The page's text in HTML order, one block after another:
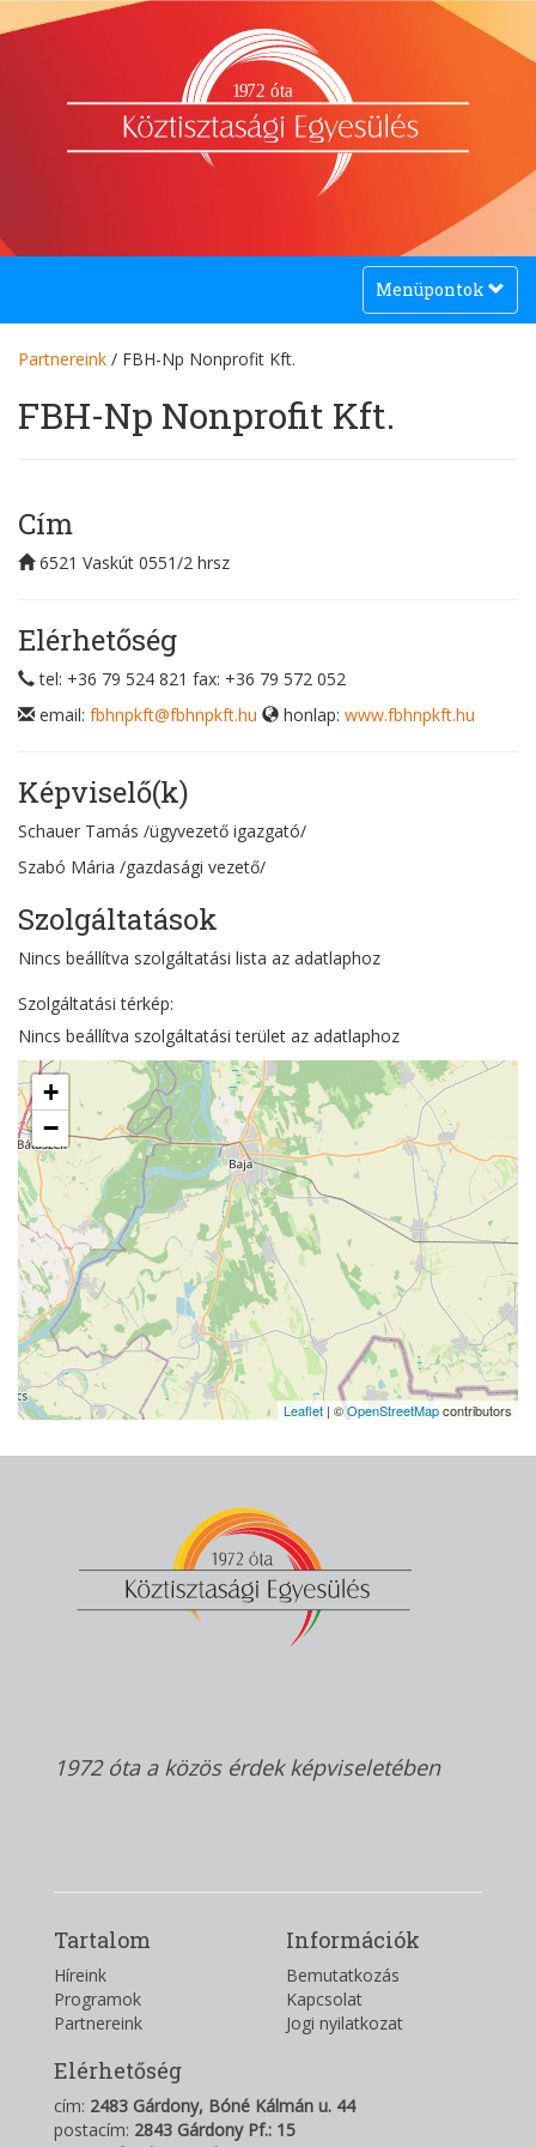
1972 óta
Toggle
navigation
Menüpontok
Partnereink / FBH-Np Nonprofit Kft.
FBH-Np Nonprofit Kft.
Cím
6521 Vaskút 0551/2 hrsz
Elérhetőség
tel: +36 79 524 821 fax: +36 79 572 052
email: fbhnpkft@fbhnpkft.hu honlap: www.fbhnpkft.hu
Képviselő(k)
Schauer Tamás /ügyvezető igazgató/
Szabó Mária /gazdasági vezető/
Szolgáltatások
Nincs beállítva szolgáltatási lista az adatlaphoz
Szolgáltatási térkép:
Nincs beállítva szolgáltatási terület az adatlaphoz
+
−
Leaflet | ©OpenStreetMapcontributors
1972 óta a közös érdek képviseletében
Tartalom
Híreink
Programok
Partnereink
Információk
Bemutatkozás
Kapcsolat
Jogi nyilatkozat
Elérhetőség
cím: 2483 Gárdony, Bóné Kálmán u. 44
postacím: 2843 Gárdony Pf.: 15